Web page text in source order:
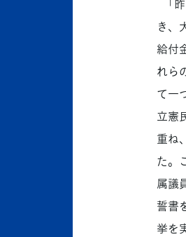
「
き、
給付
れら
て一
立憲
重ね
た。
属議
誓書
挙を